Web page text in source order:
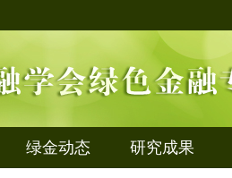
绿金动态 研究成果